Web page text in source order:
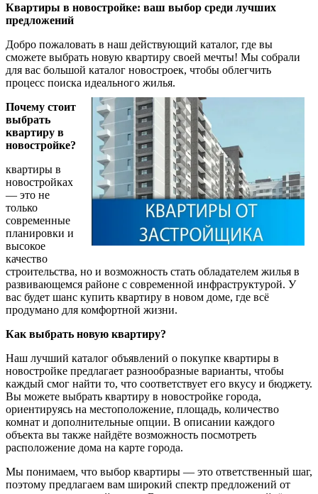
Квартиры в новостройке: ваш выбор среди лучших
предложений
Добро пожаловать в наш действующий каталог, где вы
сможете выбрать новую квартиру своей мечты! Мы собрали
для вас большой каталог новостроек, чтобы облегчить
процесс поиска идеального жилья.
Почему стоит
выбрать
квартиру в
новостройке?
квартиры в
новостройках
— это не
только
современные
планировки и
высокое
качество
строительства, но и возможность стать обладателем жилья в
развивающемся районе с современной инфраструктурой. У
вас будет шанс купить квартиру в новом доме, где всё
продумано для комфортной жизни.
Как выбрать новую квартиру?
Наш лучший каталог объявлений о покупке квартиры в
новостройке предлагает разнообразные варианты, чтобы
каждый смог найти то, что соответствует его вкусу и бюджету.
Вы можете выбрать квартиру в новостройке города,
ориентируясь на местоположение, площадь, количество
комнат и дополнительные опции. В описании каждого
объекта вы также найдёте возможность посмотреть
расположение дома на карте города.
Мы понимаем, что выбор квартиры — это ответственный шаг,
поэтому предлагаем вам широкий спектр предложений от